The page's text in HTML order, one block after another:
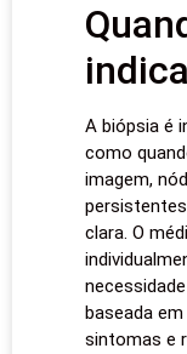
A biópsia é
como
imagem,
clara. O
baseada
sintomas e